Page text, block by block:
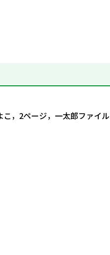
，2ページ，一太郎ファイル